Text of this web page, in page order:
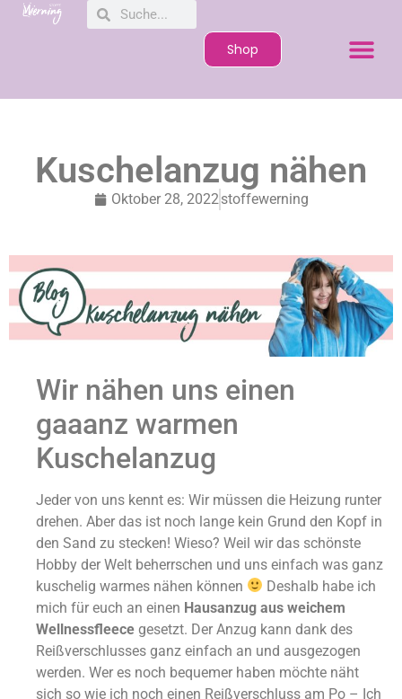
Shop
Kuschelanzug nähen
Oktober 28, 2022stoffewerning
Wir nähen uns einen
gaaanz warmen
Kuschelanzug
Jeder von uns kennt es: Wir müssen die Heizung runter
drehen. Aber das ist noch lange kein Grund den Kopf in
den Sand zu stecken! Wieso? Weil wir das schönste
Hobby der Welt beherrschen und uns einfach was ganz
kuschelig warmes nähen können
Deshalb habe ich
mich für euch an einen Hausanzug aus weichem
Wellnessfleece gesetzt. Der Anzug kann dank des
Reißverschlusses ganz einfach an und ausgezogen
werden. Wer es noch bequemer haben möchte näht
sich so wie ich noch einen Reißverschluss am Po – Ich